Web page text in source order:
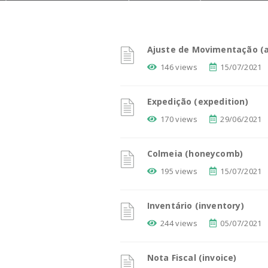
Ajuste de Movimentação
146 views 15/07/2021
Expedição (expedition)
170 views 29/06/2021
Colmeia (honeycomb)
195 views 15/07/2021
Inventário (inventory)
244 views 05/07/2021
Nota Fiscal (invoice)